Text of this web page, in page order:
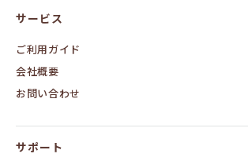
サービス
ご利用ガイド
会社概要
お問い合わせ
サポート